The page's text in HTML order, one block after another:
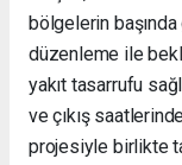
bölgelerin başında
düzenleme ile
yakıt tasarrufu
ve çıkış
projesiyle birlikte